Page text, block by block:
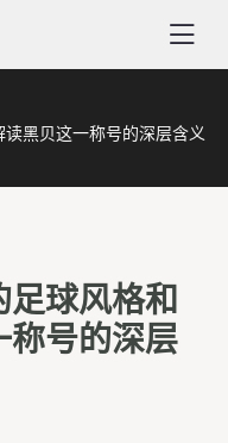
黑贝这一称号的深层含义
球风格和
称号的深层